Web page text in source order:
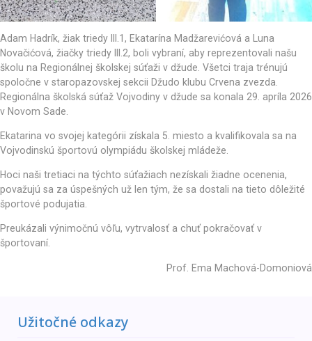
Adam Hadrík, žiak triedy III.1, Ekatarína Madžarevićová a Luna
Novačićová, žiačky triedy III.2, boli vybraní, aby reprezentovali našu
školu na Regionálnej školskej súťaži v džude. Všetci traja trénujú
spoločne v staropazovskej sekcii Džudo klubu Crvena zvezda.
Regionálna školská súťaž Vojvodiny v džude sa konala 29. apríla 2026
v Novom Sade.
Ekatarina vo svojej kategórii získala 5. miesto a kvalifikovala sa na
Vojvodinskú športovú olympiádu školskej mládeže.
Hoci naši tretiaci na týchto súťažiach nezískali žiadne ocenenia,
považujú sa za úspešných už len tým, že sa dostali na tieto dôležité
športové podujatia.
Preukázali výnimočnú vôľu, vytrvalosť a chuť pokračovať v
športovaní.
Prof. Ema Machová-Domoniová
Užitočné odkazy